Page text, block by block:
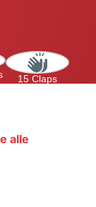
15 Claps
alle